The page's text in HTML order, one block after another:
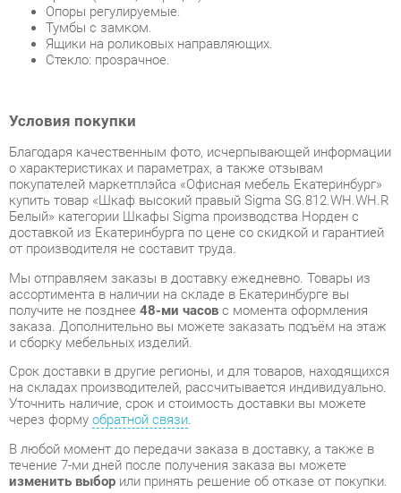
Условия покупки
Благодаря качественным фото, исчерпывающей информации
купить товар «Шкаф высокий правый Sigma SG.812.WH.WH.R
Белый» категории Шкафы Sigma производства Норден с
от производителя не составит труда.
Мы отправляем заказы в доставку ежедневно. Товары из
ассортимента в наличии на складе в Екатеринбурге вы
получите не позднее48-ми часов с момента оформления
заказа. Дополнительно вы можете заказать подъём на этаж
и сборку мебельных изделий.
Срок доставки в другие регионы, и для товаров, находящихся
на складах производителей, рассчитывается индивидуально.
Уточнить наличие, срок и стоимость доставки вы можете
через формуобратной связи.
В любой момент до передачи заказа в доставку, а также в
течение 7-ми дней после получения заказа вы можете
изменить выборили принять решение об отказе от покупки.
Несмотря на качественную упаковку, шкафы sigma могут
быть повреждены при транспортировке. Если Вы заметили
дефект при приёме - мы заменим поврежденную деталь.
Повторная доставка товара -бесплатна .
На всю мебель категории Шкафы Sigma распространяется